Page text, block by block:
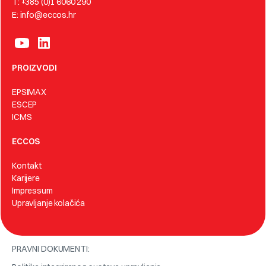
E: info@eccos.hr
PROIZVODI
EPSIMAX
ESCEP
ICMS
ECCOS
Kontakt
Karijere
Impressum
Upravljanje kolačića
PRAVNI DOKUMENTI: